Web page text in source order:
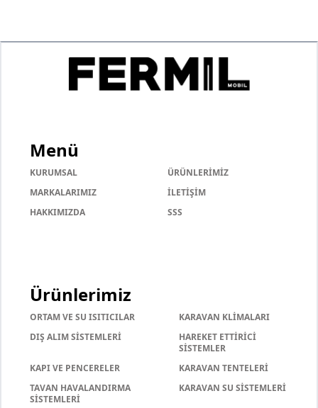
Menü
KURUMSAL
ÜRÜNLERİMİZ
MARKALARIMIZ
İLETİŞİM
HAKKIMIZDA
SSS
Ürünlerimiz
ORTAM VE SU ISITICILAR
KARAVAN KLİMALARI
DIŞ ALIM SİSTEMLERİ
HAREKET ETTİRİCİ
SİSTEMLER
KAPI VE PENCERELER
KARAVAN TENTELERİ
TAVAN HAVALANDIRMA
SİSTEMLERİ
KARAVAN SU SİSTEMLERİ